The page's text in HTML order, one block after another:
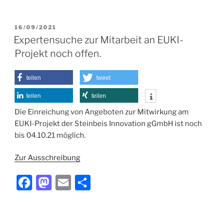
c
e
b
o
o
k
st
o
d
o
n
l
n
VERÖFFENTLICHT
AM
16/09/2021
Expertensuche zur Mitarbeit an EUKI-
Projekt noch offen.
teilen tweet
teilen teilen
Die Einreichung von Angeboten zur Mitwirkung am
EUKI-Projekt der Steinbeis Innovation gGmbH ist noch
bis 04.10.21 möglich.
Zur Ausschreibung
F
M E